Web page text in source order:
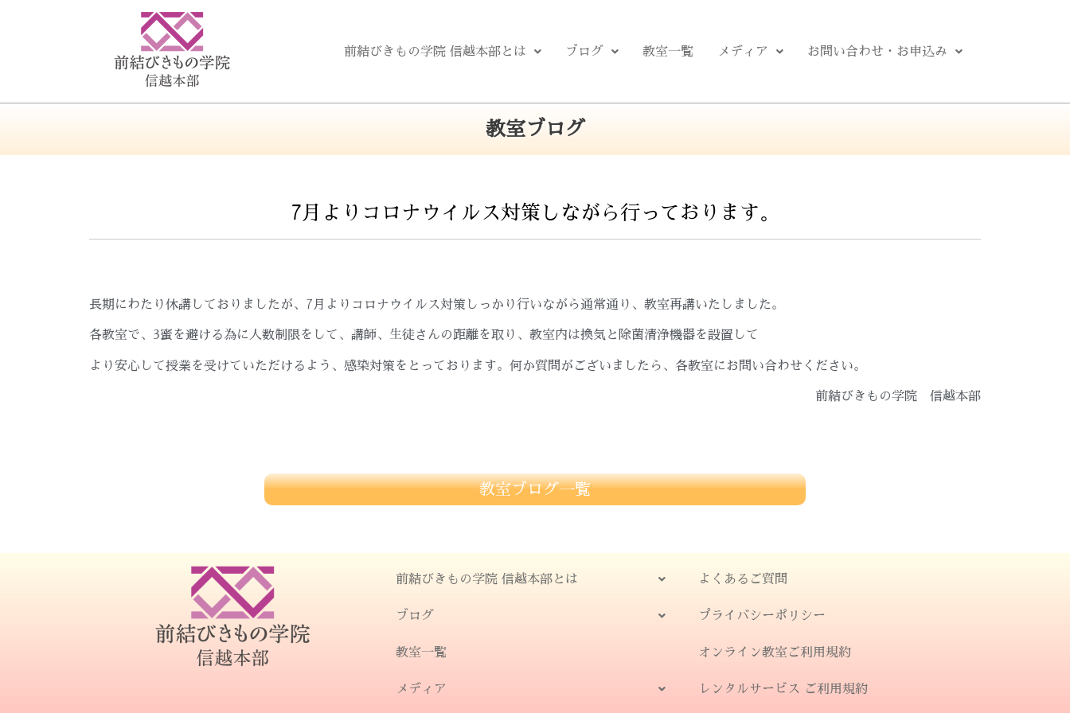
前結びきもの学院 信越本部とは ブログ 教室一覧 メディア お問い合わせ・お申込み
教室ブログ
7月よりコロナウイルス対策しながら行っております。
長期にわたり休講しておりましたが、7月よりコロナウイルス対策しっかり行いながら通常通り、教室再講いたしました。
各教室で、3蜜を避ける為に人数制限をして、講師、生徒さんの距離を取り、教室内は換気と除菌清浄機器を設置して
より安心して授業を受けていただけるよう、感染対策をとっております。何か質問がございましたら、各教室にお問い合わせください。
前結びきもの学院 信越本部
教室ブログ一覧
前結びきもの学院 信越本部とは
ブログ
教室一覧
メディア
よくあるご質問
プライバシーポリシー
オンライン教室ご利用規約
レンタルサービス ご利用規約